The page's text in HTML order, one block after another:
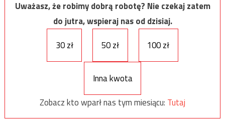
Uważasz, że robimy dobrą robotę? Nie czekaj zatem
do jutra, wspieraj nas od dzisiaj.
30 zł
50 zł 100 zł
Inna kwota
Zobacz kto wparł nas tym miesiącu: Tutaj